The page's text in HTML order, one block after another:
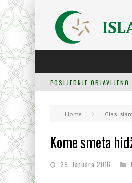
POSLJEDNJE OBJAVLJENO
Home Glas
Kome smeta
29. Januara 2016.